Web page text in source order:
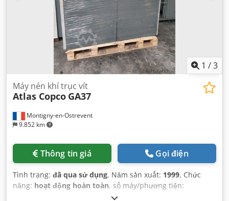
1 /3
Montigny-en-Ostrevent
9.852 km
Máy nén khí trục vít
Atlas Copco GA37
Thông tin giá Gọi điện
Tình trạng: đã qua sử dụng, Năm sản xuất: 1999, Chức
năng: hoạt động hoàn toàn, số máy/phương tiện:
37 kW (50,31 mã lực)